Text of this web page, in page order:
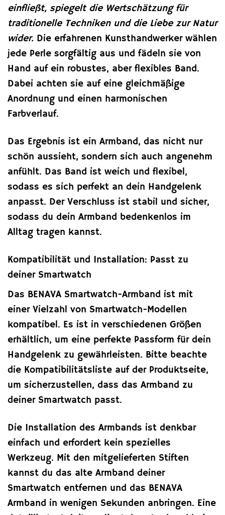
einfließt, spiegelt die Wertschätzung für
traditionelle Techniken und die Liebe zur Natur
wider. Die erfahrenen Kunsthandwerker wählen
jede Perle sorgfältig aus und fädeln sie von
Hand auf ein robustes, aber flexibles Band.
Dabei achten sie auf eine gleichmäßige
Anordnung und einen harmonischen
Farbverlauf.
Das Ergebnis ist ein Armband, das nicht nur
schön aussieht, sondern sich auch angenehm
anfühlt. Das Band ist weich und flexibel,
sodass es sich perfekt an dein Handgelenk
anpasst. Der Verschluss ist stabil und sicher,
sodass du dein Armband bedenkenlos im
Alltag tragen kannst.
Kompatibilität und Installation: Passt zu
deiner Smartwatch
Das BENAVA Smartwatch-Armband ist mit
einer Vielzahl von Smartwatch-Modellen
kompatibel. Es ist in verschiedenen Größen
erhältlich, um eine perfekte Passform für dein
Handgelenk zu gewährleisten. Bitte beachte
die Kompatibilitätsliste auf der Produktseite,
um sicherzustellen, dass das Armband zu
deiner Smartwatch passt.
Die Installation des Armbands ist denkbar
einfach und erfordert kein spezielles
Werkzeug. Mit den mitgelieferten Stiften
kannst du das alte Armband deiner
Smartwatch entfernen und das BENAVA
Armband in wenigen Sekunden anbringen. Eine